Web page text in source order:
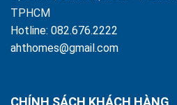
TPHCM
Hotline: 082.676.2222
ahthomes@gmail.com
CHÍNH SÁCH KHÁCH HÀNG